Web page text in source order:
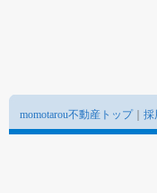
momotarou不動産トップ｜ 採